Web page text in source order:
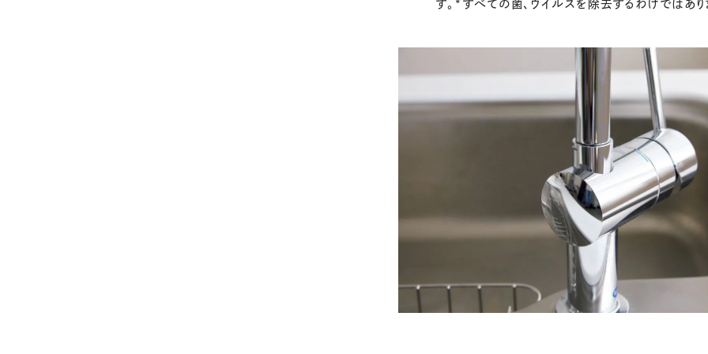
す。*すべての菌、ウイルスを除去するわけではあり